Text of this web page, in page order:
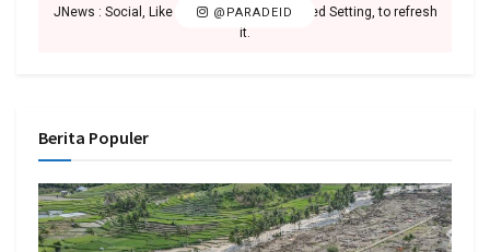
@PARADEID
JNews : Social, Like & View > Instagram Feed Setting, to refresh
it.
Berita Populer